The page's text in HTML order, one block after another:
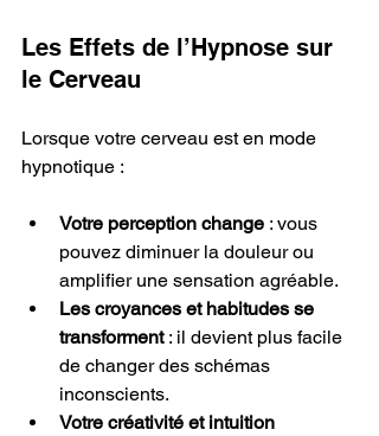
Les Effets de l’Hypnose sur
le Cerveau
Lorsque votre cerveau est en mode
hypnotique :
Votre perception change : vous
pouvez diminuer la douleur ou
amplifier une sensation agréable.
Les croyances et habitudes se
transforment : il devient plus facile
de changer des schémas
inconscients.
Votre créativité et intuition